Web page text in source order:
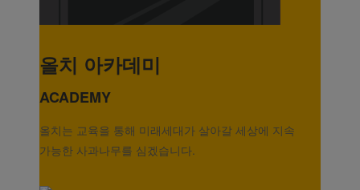
올치 아카데미
ACADEMY
올치는 교육을 통해 미래세대가 살아갈 세상에 지속
가능한 사과나무를 심겠습니다.